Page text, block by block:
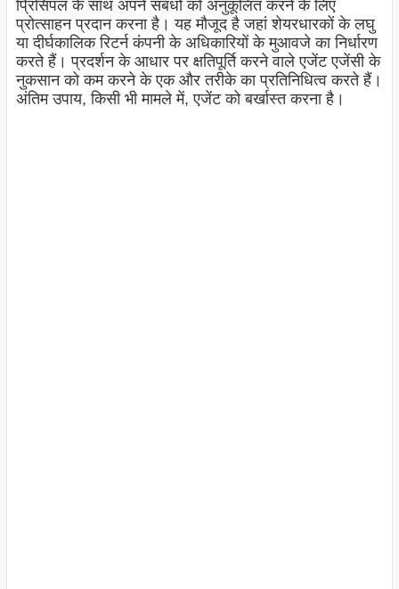
प्रिंसिपल के साथ अपने संबंधों को अनुकूलित करने के लिए
प्रोत्साहन प्रदान करना है। यह मौजूद है जहां शेयरधारकों के लघु
या दीर्घकालिक रिटर्न कंपनी के अधिकारियों के मुआवजे का निर्धारण
करते हैं।प्रदर्शन के आधार पर क्षतिपूर्ति करने वाले एजेंट एजेंसी के
नुकसान को कम करने के एक और तरीके का प्रतिनिधित्व करते हैं।
अंतिम उपाय, किसी भी मामले में, एजेंट को बर्खास्त करना है।